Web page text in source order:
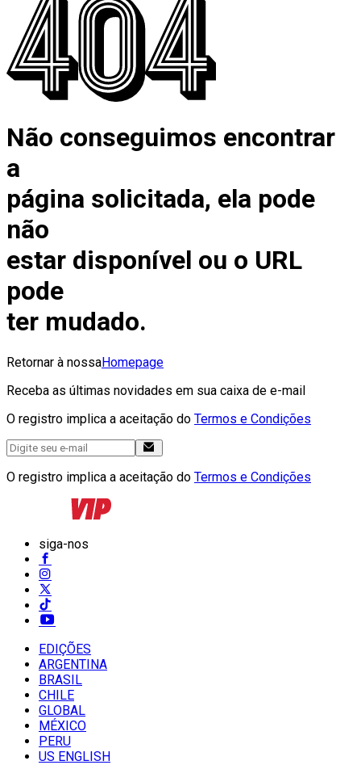
Não conseguimos encontrar
a
página solicitada, ela pode
não
estar disponível ou o URL
pode
ter mudado.
Retornar à nossaHomepage
Receba as últimas novidades em sua caixa de e-mail
O registro implica a aceitação do Termos e Condições
O registro implica a aceitação do Termos e Condições
siga-nos
EDIÇÕES
ARGENTINA
BRASIL
CHILE
GLOBAL
MÉXICO
PERU
US ENGLISH